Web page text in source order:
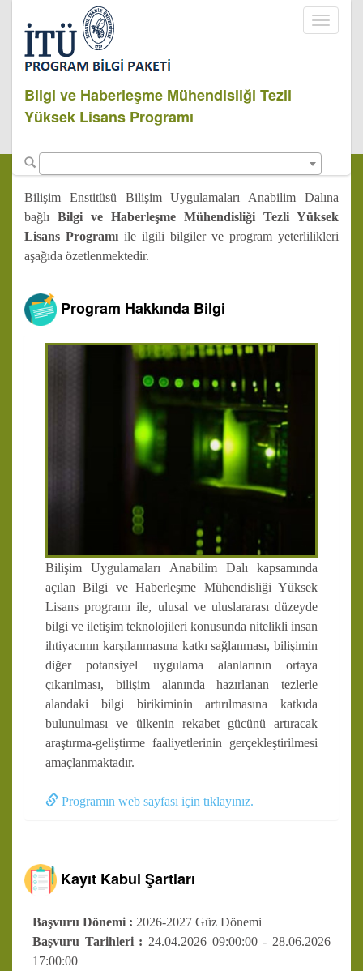
Toggle
Bilgi ve Haberleşme Mühendisliği Tezli
Yüksek Lisans Programı
Bilişim Enstitüsü Bilişim Uygulamaları Anabilim Dalına
bağlı Bilgi ve Haberleşme Mühendisliği Tezli Yüksek
Lisans Programı ile ilgili bilgiler ve program yeterlilikleri
aşağıda özetlenmektedir.
Program Hakkında Bilgi
Bilişim Uygulamaları Anabilim Dalı kapsamında
açılan Bilgi ve Haberleşme Mühendisliği Yüksek
Lisans programı ile, ulusal ve uluslararası düzeyde
bilgi ve iletişim teknolojileri konusunda nitelikli insan
ihtiyacının karşılanmasına katkı sağlanması, bilişimin
diğer potansiyel uygulama alanlarının ortaya
çıkarılması, bilişim alanında hazırlanan tezlerle
alandaki bilgi birikiminin artırılmasına katkıda
bulunulması ve ülkenin rekabet gücünü artıracak
araştırma-geliştirme faaliyetlerinin gerçekleştirilmesi
amaçlanmaktadır.
Programın web sayfası için tıklayınız.
Kayıt Kabul Şartları
Başvuru Dönemi : 2026-2027 Güz Dönemi
Başvuru Tarihleri : 24.04.2026 09:00:00 - 28.06.2026
17:00:00